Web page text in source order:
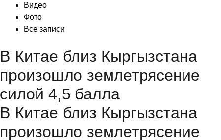
Видео
Фото
Все записи
В Китае близ Кыргызстана
произошло землетрясение
силой 4,5 балла
В Китае близ Кыргызстана
произошло землетрясение